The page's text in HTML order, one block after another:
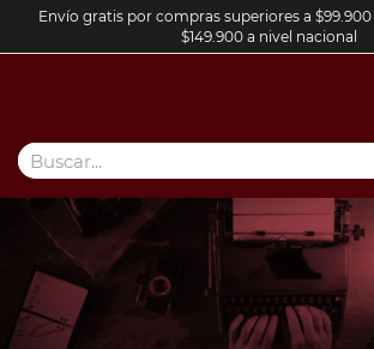
Envío gratis por compras superiores a
$149.900 a nivel nacional